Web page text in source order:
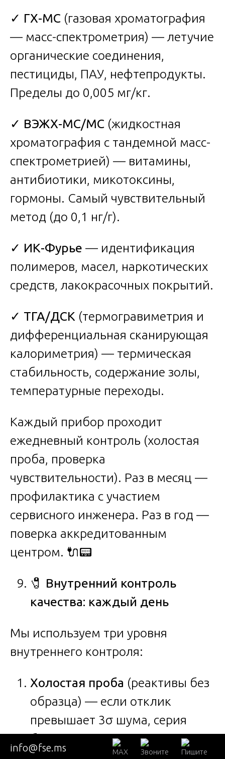
✓ ГХ-МС (газовая хроматография
— масс-спектрометрия) — летучие
органические соединения,
пестициды, ПАУ, нефтепродукты.
Пределы до 0,005 мг/кг.
✓ ВЭЖХ-МС/МС (жидкостная
хроматография с тандемной масс-
спектрометрией) — витамины,
антибиотики, микотоксины,
гормоны. Самый чувствительный
метод (до 0,1 нг/г).
✓ ИК-Фурье — идентификация
полимеров, масел, наркотических
средств, лакокрасочных покрытий.
✓ ТГА/ДСК (термогравиметрия и
дифференциальная сканирующая
калориметрия) — термическая
стабильность, содержание золы,
температурные переходы.
Каждый прибор проходит
ежедневный контроль (холостая
проба, проверка
чувствительности). Раз в месяц —
профилактика с участием
сервисного инженера. Раз в год —
поверка аккредитованным
центром. 🔌📟
🧷 Внутренний контроль
качества: каждый день
Мы используем три уровня
внутреннего контроля:
Холостая проба (реактивы без
образца) — если отклик
превышает 3σ шума, серия
бракуется.
info@fse.ms